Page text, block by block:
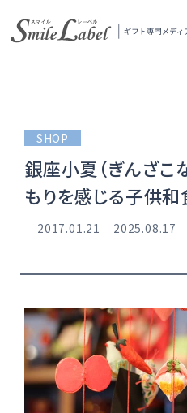
ギフトの探し方
お店からギフトを探す
SHOP
銀座小夏（ぎんざこ
もりを感じる子供
2017.01.21 2025.08.17